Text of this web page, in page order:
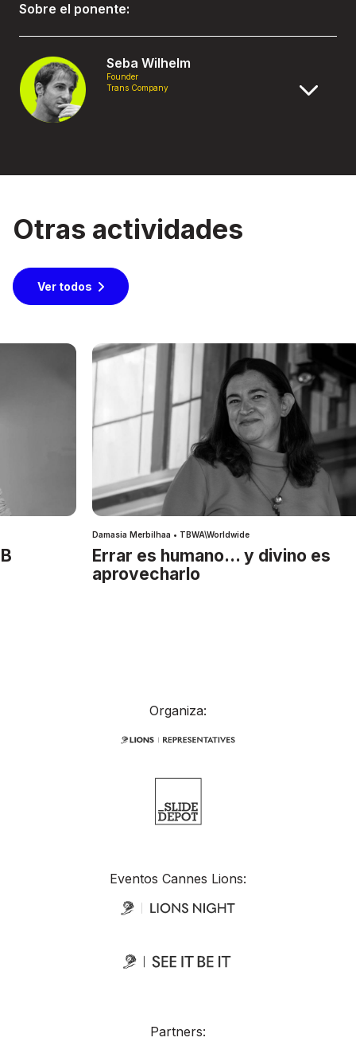
Sobre el ponente:
Seba Wilhelm
Founder
Trans Company
Otras actividades
Ver todos
Damasia Merbilhaa • TBWA\Worldwide
Errar es humano… y divino es
aprovecharlo
Organiza:
Eventos Cannes Lions:
Partners: